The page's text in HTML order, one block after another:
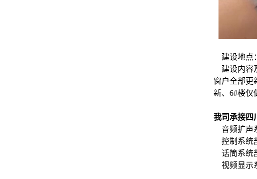
建设地点
建设内容
窗户全部更
新、6#楼仅
我司承接四
音频扩声
控制系统
话筒系统
视频显示